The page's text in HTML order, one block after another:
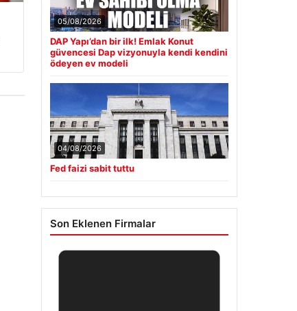
05/08/2026
DAP Yapı’dan bir ilk! Emlak Konut
güvencesi Dap vizyonuyla kendi kendini
ödeyen ev modeli
04/08/2026
Fed faizi sabit tuttu
Son Eklenen Firmalar